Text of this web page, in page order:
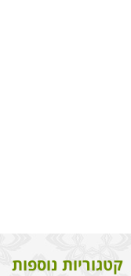
קטגוריות נוספות